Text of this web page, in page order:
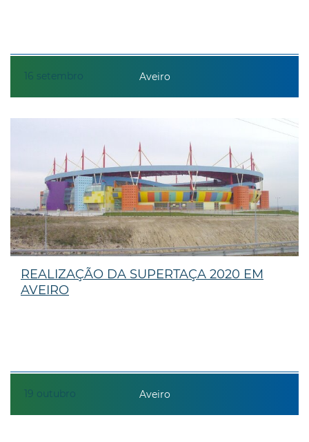
16 setembro Aveiro
19 outubro
REALIZAÇÃO DA SUPERTAÇA 2020 EM
AVEIRO
Aveiro